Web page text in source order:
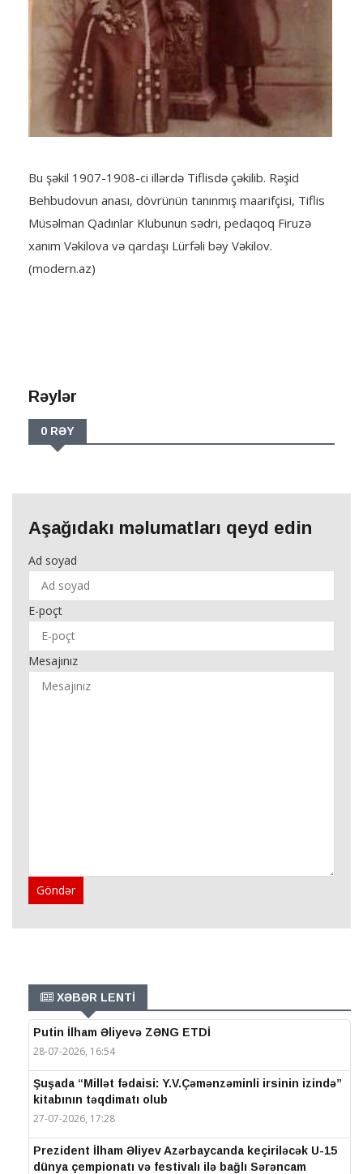
Bu şəkil 1907-1908-ci illərdə Tiflisdə çəkilib. Rəşid
Behbudovun anası, dövrünün tanınmış maarifçisi, Tiflis
Müsəlman Qadınlar Klubunun sədri, pedaqoq Firuzə
xanım Vəkilova və qardaşı Lürfəli bəy Vəkilov.
(modern.az)
Rəylər
0 RƏY
Aşağıdakı məlumatları qeyd edin
Ad soyad
E-poçt
Mesajınız
Göndər
XƏBƏR LENTİ
Putin İlham Əliyevə ZƏNG ETDİ
28-07-2026, 16:54
Şuşada “Millət fədaisi: Y.V.Çəmənzəminli irsinin izində”
kitabının təqdimatı olub
27-07-2026, 17:28
Prezident İlham Əliyev Azərbaycanda keçiriləcək U-15
dünya çempionatı və festivalı ilə bağlı Sərəncam